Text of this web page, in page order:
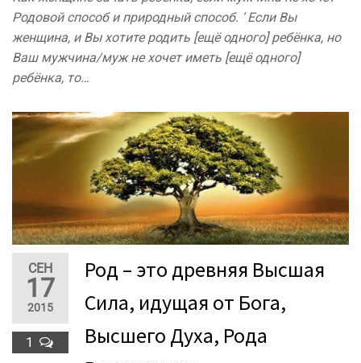
Родовой способ и природный способ. ‘ Если Вы
женщина, и Вы хотите родить [ещё одного] ребёнка, но
Ваш мужчина/муж не хочет иметь [ещё одного]
ребёнка, то…
СЕН
17
2015
1
Род – это древняя Высшая
Сила, идущая от Бога,
Высшего Духа, Рода